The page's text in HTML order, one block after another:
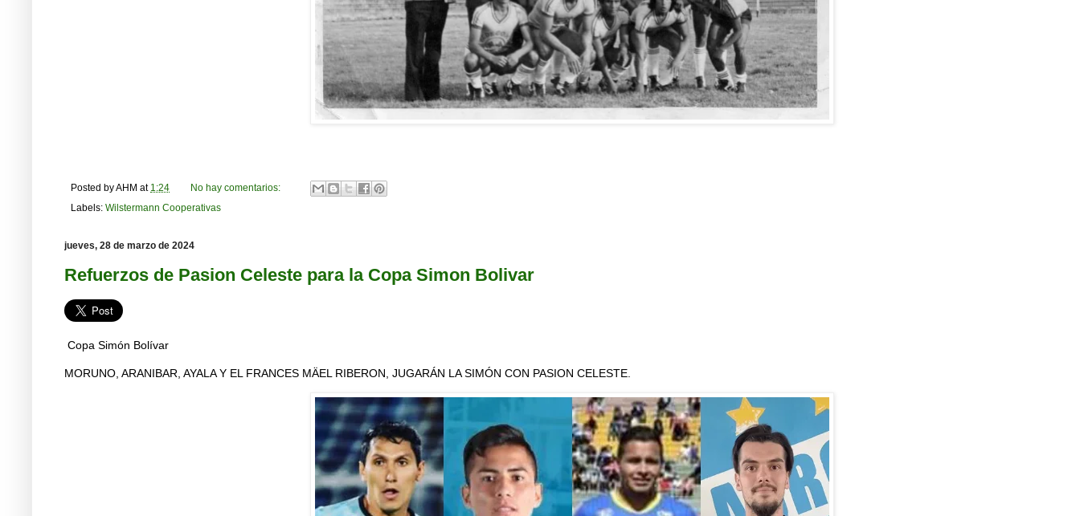
Posted byAHM at 1:24
No hay comentarios:
Labels: Wilstermann Cooperativas
jueves, 28 de marzo de 2024
Refuerzos de Pasion Celeste para la Copa Simon Bolivar
Copa Simón Bolívar
MORUNO, ARANIBAR, AYALA Y EL FRANCES MÄEL RIBERON, JUGARÁN LA SIMÓN CON PASION CELESTE.